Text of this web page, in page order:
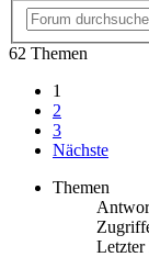
62 Themen
1
2
3
Nächste
Themen
Letzter